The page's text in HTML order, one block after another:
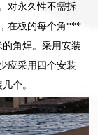
对永久性不需拆
在板的每个角***
角焊。采用安装
应采用四个安装
个。